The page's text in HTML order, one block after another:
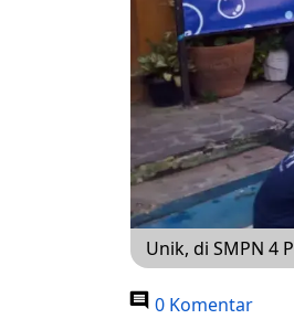
Unik, di SMPN 4
0 Komentar